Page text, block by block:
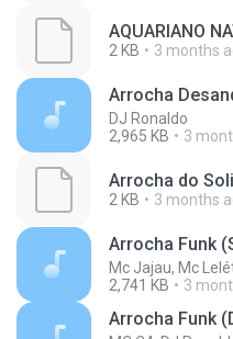
2 KB 3 months
DJ Ronaldo
2,965 KB
3
2 KB 3 months
Arrocha Funk
Mc Jajau, Mc
2,741 KB
3
Arrocha Funk